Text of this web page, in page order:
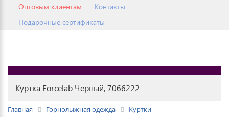
Оптовым клиентам
Контакты
Подарочные сертификаты
Куртка Forcelab Черный, 7066222
Главная Горнолыжная одежда
Куртки